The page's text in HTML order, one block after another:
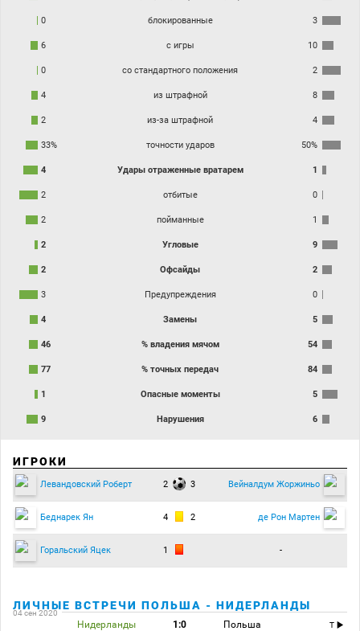
0 блокированные 3
6 с игры 10
0 со стандартного положения 2
4 из штрафной 8
2 из-за штрафной 4
33% точности ударов 50%
4 Удары отраженные вратарем 1
2 отбитые 0
2 пойманные 1
2 Угловые 9
2 Офсайды 2
3 Предупреждения 0
4 Замены 5
46 % владения мячом 54
77 % точных передач 84
1 Опасные моменты 5
9 Нарушения 6
ИГРОКИ
Левандовский Роберт 2 3 Вейналдум Жоржиньо
Беднарек Ян 4 2 де Рон Мартен
Горальский Яцек 1 -
ЛИЧНЫЕ ВСТРЕЧИ ПОЛЬША - НИДЕРЛАНДЫ
04 сен 2020
Нидерланды 1:0 Польша
T